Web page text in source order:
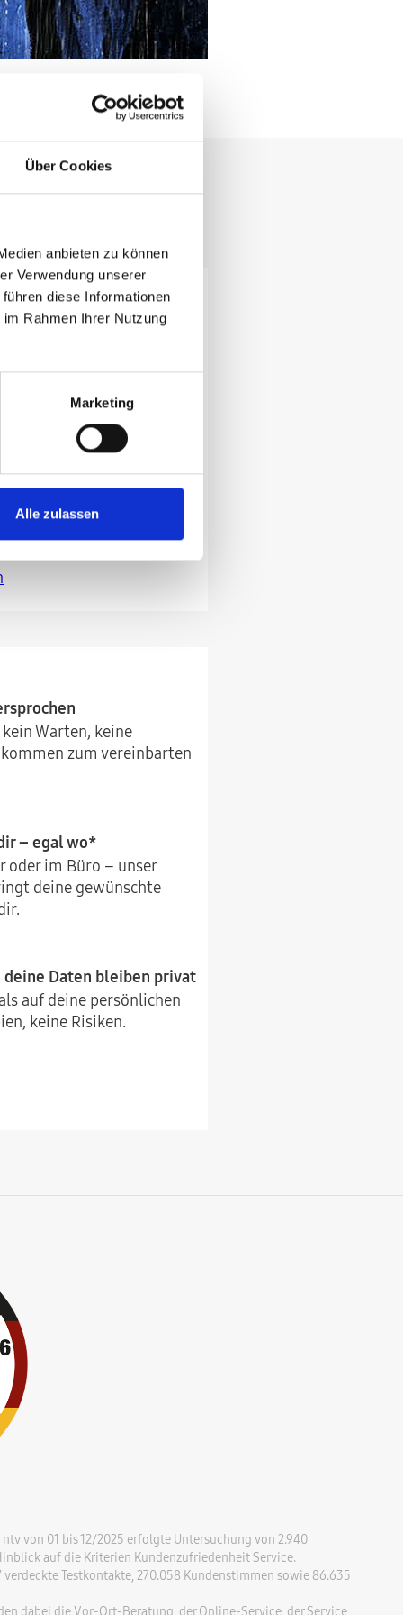
Über Cookies
anbieten zu können
Verwendung unserer
diese Informationen
Rahmen Ihrer Nutzung
Marketing
Alle zulassen
Online Shop oder der
Warten, keine
zum vereinbarten
– egal wo*
oder im Büro – unser
deine gewünschte
Daten bleiben privat
auf deine persönlichen
keine Risiken.
von 01 bis 12/2025 erfolgte Untersuchung von 2.940
auf die Kriterien Kundenzufriedenheit Service.
Testkontakte, 270.058 Kundenstimmen sowie 86.635
dabei die Vor-Ort-Beratung, der Online-Service, der Service